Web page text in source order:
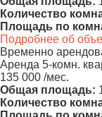
Количество
Площадь по
Подробнее об
Временно
Аренда 5-комн.
135 000 /мес.
Общая площадь:
Количество